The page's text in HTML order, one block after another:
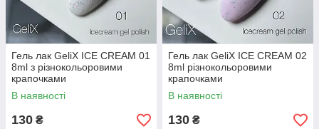
Гель лак GeliX ICE CREAM 01
8ml з різнокольоровими
крапочками
В наявності
130 ₴
Гель лак GeliX ICE CREAM 02
8ml різнокольоровими
крапочками
В наявності
130 ₴